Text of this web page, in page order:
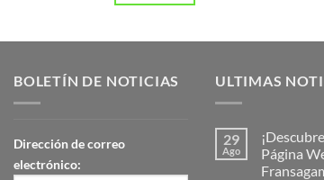
BOLETÍN DE NOTICIAS
Dirección de correo
electrónico:
ULTIMAS
29
Ago
Página